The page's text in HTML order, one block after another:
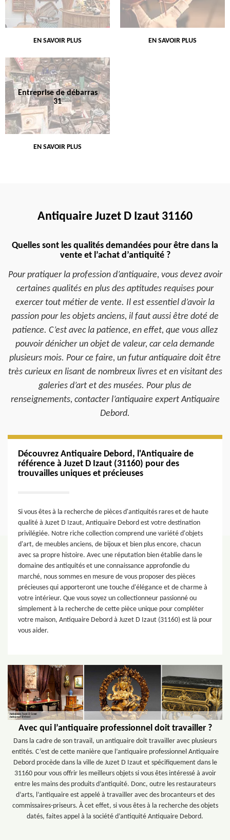
EN SAVOIR PLUS EN SAVOIR PLUS
Entreprise de débarras
31
EN SAVOIR PLUS
Antiquaire Juzet D Izaut 31160
Quelles sont les qualités demandées pour être dans la
vente et l’achat d’antiquité ?
Pour pratiquer la profession d’antiquaire, vous devez avoir
certaines qualités en plus des aptitudes requises pour
exercer tout métier de vente. Il est essentiel d’avoir la
passion pour les objets anciens, il faut aussi être doté de
patience. C’est avec la patience, en effet, que vous allez
pouvoir dénicher un objet de valeur, car cela demande
plusieurs mois. Pour ce faire, un futur antiquaire doit être
très curieux en lisant de nombreux livres et en visitant des
galeries d’art et des musées. Pour plus de
renseignements, contacter l’antiquaire expert Antiquaire
Debord.
Découvrez Antiquaire Debord, l'Antiquaire de
référence à Juzet D Izaut (31160) pour des
trouvailles uniques et précieuses
Si vous êtes à la recherche de pièces d'antiquités rares et de haute
qualité à Juzet D Izaut, Antiquaire Debord est votre destination
privilégiée. Notre riche collection comprend une variété d'objets
d'art, de meubles anciens, de bijoux et bien plus encore, chacun
avec sa propre histoire. Avec une réputation bien établie dans le
domaine des antiquités et une connaissance approfondie du
marché, nous sommes en mesure de vous proposer des pièces
précieuses qui apporteront une touche d'élégance et de charme à
votre intérieur. Que vous soyez un collectionneur passionné ou
simplement à la recherche de cette pièce unique pour compléter
votre maison, Antiquaire Debord à Juzet D Izaut (31160) est là pour
vous aider.
Avec qui l’antiquaire professionnel doit travailler ?
Dans la cadre de son travail, un antiquaire doit travailler avec plusieurs
entités. C’est de cette manière que l’antiquaire professionnel Antiquaire
Debord procède dans la ville de Juzet D Izaut et spécifiquement dans le
31160 pour vous offrir les meilleurs objets si vous êtes intéressé à avoir
entre les mains des produits d’antiquité. Donc, outre les restaurateurs
d’arts, l’antiquaire est appelé à travailler avec des brocanteurs et des
commissaires-priseurs. À cet effet, si vous êtes à la recherche des objets
datés, faites appel à la société d’antiquité Antiquaire Debord.